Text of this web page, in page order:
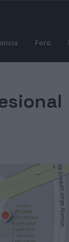
Foro